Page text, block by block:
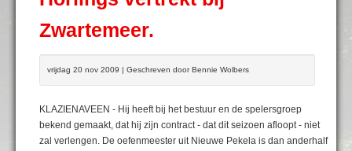
Zwartemeer.
vrijdag 20 nov 2009 | Geschreven door Bennie Wolbers
KLAZIENAVEEN - Hij heeft bij het bestuur en de spelersgroep
bekend gemaakt, dat hij zijn contract - dat dit seizoen afloopt - niet
zal verlengen. De oefenmeester uit Nieuwe Pekela is dan anderhalf